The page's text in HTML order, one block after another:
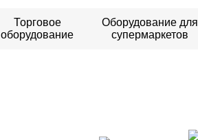
Торговое
оборудование
Оборудование для
супермаркетов